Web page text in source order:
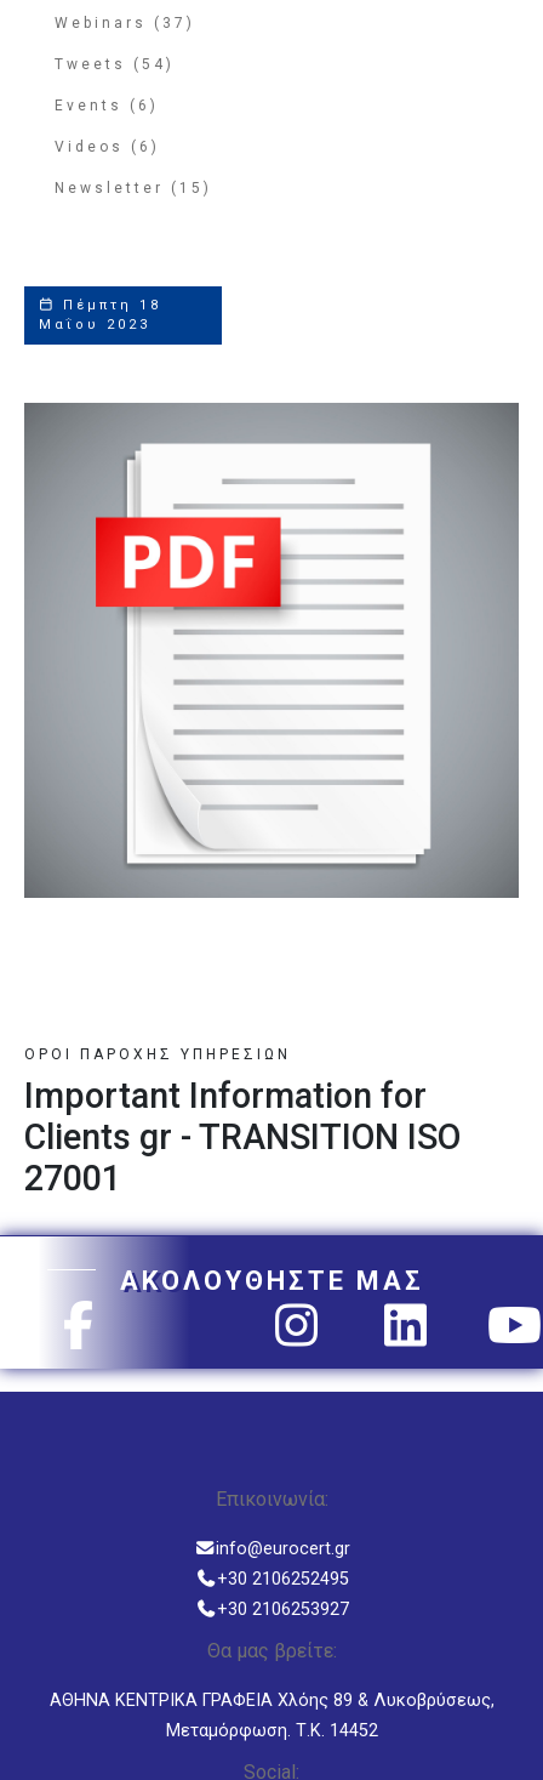
Webinars (37)
Tweets (54)
Events (6)
Videos (6)
Newsletter (15)
Πέμπτη 18
Μαΐου 2023
ΟΡΟΙ ΠΑΡΟΧΗΣ ΥΠΗΡΕΣΙΩΝ
Important Information for
Clients gr - TRANSITION ISO
27001
ΑΚΟΛΟΥΘΗΣΤΕ ΜΑΣ
Επικοινωνία:
info@eurocert.gr
+30 2106252495
+30 2106253927
Θα μας βρείτε:
ΑΘΗΝΑ ΚΕΝΤΡΙΚΑ ΓΡΑΦΕΙΑ Χλόης 89 & Λυκοβρύσεως,
Μεταμόρφωση. Τ.Κ. 14452
Social: